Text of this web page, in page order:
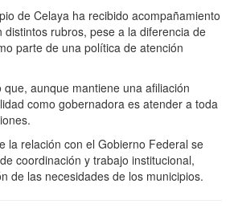
de Celaya ha recibido acompañamiento
distintos rubros, pese a la diferencia de
parte de una política de atención
aunque mantiene una afiliación
como gobernadora es atender a toda
la relación con el Gobierno Federal se
coordinación y trabajo institucional,
de las necesidades de los municipios.